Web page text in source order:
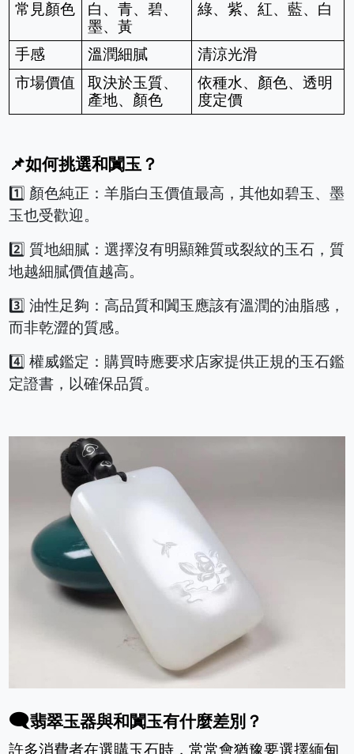
常見顏色
白、青、碧、
墨、黃
綠、紫、紅、藍、白
手感 溫潤細膩
清涼光滑
市場價值
取決於玉質、
產地、顏色
依種水、顏色、透明
度定價
📌如何挑選和闐玉？
1️⃣ 顏色純正：羊脂白玉價值最高，其他如碧玉、墨
玉也受歡迎。
2️⃣ 質地細膩：選擇沒有明顯雜質或裂紋的玉石，質
地越細膩價值越高。
3️⃣ 油性足夠：高品質和闐玉應該有溫潤的油脂感，
而非乾澀的質感。
4️⃣ 權威鑑定：購買時應要求店家提供正規的玉石鑑
定證書，以確保品質。
🗨️翡翠玉器與和闐玉有什麼差別？
許多消費者在選購玉石時，常常會猶豫要選擇緬甸